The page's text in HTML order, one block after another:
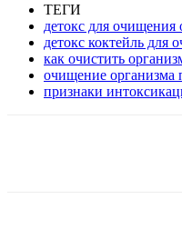
ТЕГИ
детокс для очищения
детокс коктейль для
как очистить
очищение организма
признаки